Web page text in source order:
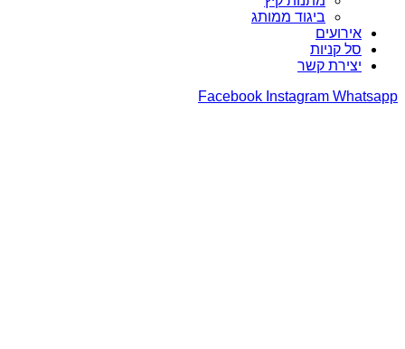
ביגוד ממותג
אירועים
סל קניות
יצירת קשר
Facebook Instagram Whatsapp